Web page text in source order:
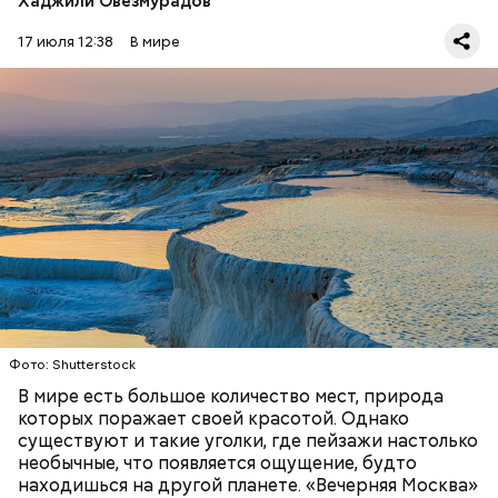
17 июля 12:38 В мире
Фото: Shutterstock
В мире есть большое количество мест, природа
которых поражает своей красотой. Однако
существуют и такие уголки, где пейзажи настолько
необычные, что появляется ощущение, будто
находишься на другой планете. «Вечерняя Москва»
Термальные источники Памуккале в Турции
выглядят так, будто они сделаны изо льда, но на
самом деле они состоят из отложений известняка.
Горячие источники, насыщенные кальцием,
тысячелетиями создавали эти ступенчатые
бассейны. Сейчас это одна из самых известных
достопримечательностей в Турции.
ПРИРОДА ПЛАНЕТА ЗЕМЛЯ ТУРИЗМ
Стив Балмер
Фото: Shutterstock